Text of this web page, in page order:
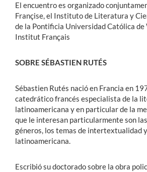
El encuentro es organizado
Françise, el Instituto de Literatura y
de la Pontificia Universidad Católica de
Institut Français
SOBRE SÉBASTIEN RUTÉS
Sébastien Rutés nació en Francia en
catedrático francés especialista de la
latinoamericana y en particular de la
que le interesan particularmente son
géneros, los temas de intertextualidad
latinoamericana.
Escribió su doctorado sobre la obra